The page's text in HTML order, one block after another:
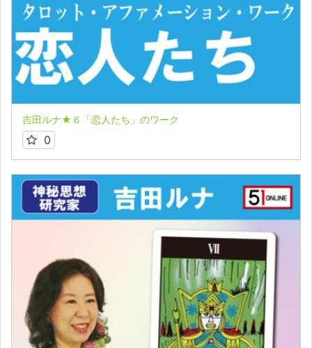
吉田ルナ★６「恋人たち」のワーク
0